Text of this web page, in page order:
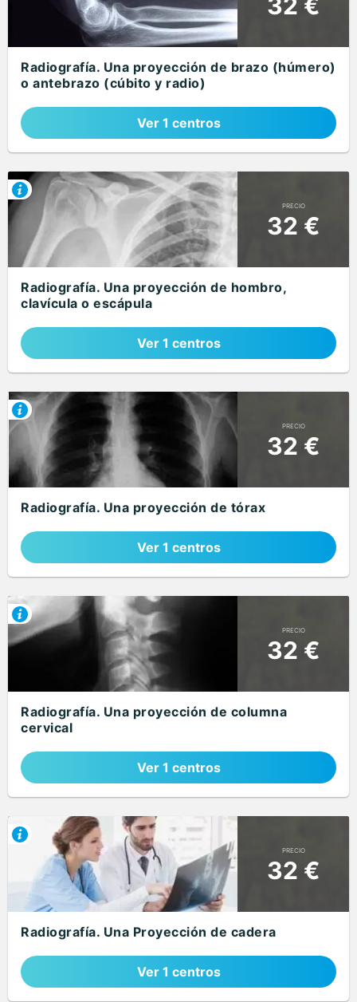
Radiografía. Una proyección de brazo (húmero)
o antebrazo (cúbito y radio)
Ver 1 centros
PRECIO
32 €
Radiografía. Una proyección de hombro,
clavícula o escápula
Ver 1 centros
PRECIO
32 €
Radiografía. Una proyección de tórax
Ver 1 centros
PRECIO
32 €
Radiografía. Una proyección de columna
cervical
Ver 1 centros
PRECIO
32 €
Radiografía. Una Proyección de cadera
Ver 1 centros